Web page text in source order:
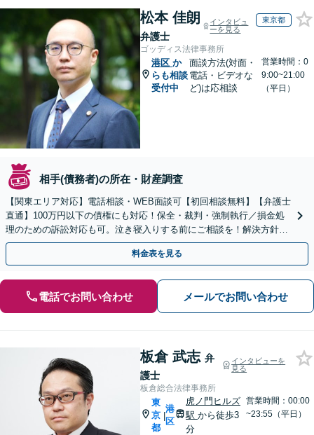
松本 佳朗
弁護士
インタビュ
ーを見る
東京都
ゴッディス法律事務所
港区 か
らも相談
受付中
面談方法(対面・
電話・ビデオな
ど)は応相談
営業時間：0
9:00~21:00
（平日）
相手(債務者)の所在・財産調査
【関東エリア対応】電話相談・WEB面談可【初回相談無料】【弁護士
直通】100万円以下の債権にも対応！保全・裁判・強制執行／損金処
理のための訴訟対応も可。泣き寝入りする前にご相談を！解決方針は
初回相談時にしっかりお伝え【請求された側にも対応】
料金表を見る
電話でお問い合わせ メールでお問い合わせ
板倉 武志 弁
護士
インタビューを
見る
板倉総合法律事務所
東
京
都
|
港
区
虎ノ門ヒルズ
駅 から徒歩3
分
営業時間：00:00
~23:55（平日）